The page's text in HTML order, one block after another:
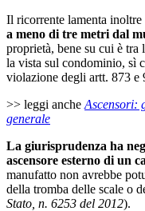
Il ricorrente lamenta inoltre
a meno di tre metri dal
proprietà, bene su cui è tra
la vista sul condominio, sì
violazione degli artt. 873 e
>> leggi anche Ascensori:
generale
La giurisprudenza ha
ascensore esterno di un
manufatto non avrebbe
della tromba delle scale o
Stato, n. 6253 del 2012).